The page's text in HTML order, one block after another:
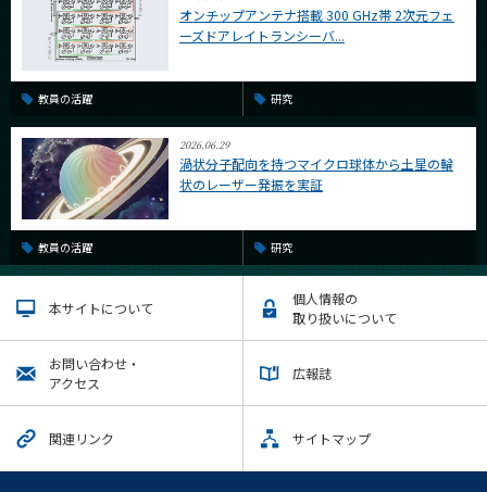
オンチップアンテナ搭載 300 GHz帯 2次元フェ
ーズドアレイトランシーバ...
教員の活躍 研究
2026.06.29
渦状分子配向を持つマイクロ球体から土星の輪
状のレーザー発振を実証
教員の活躍 研究
本サイトについて
個人情報の
取り扱いについて
お問い合わせ・
アクセス
広報誌
関連リンク サイトマップ